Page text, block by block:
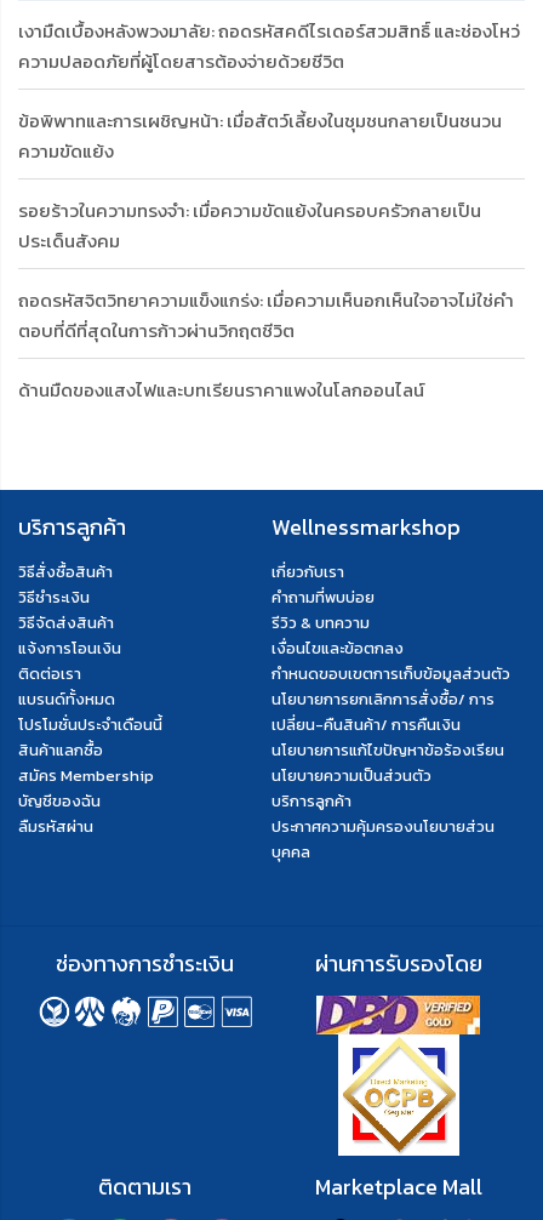
เงามืดเบื้องหลังพวงมาลัย: ถอดรหัสคดีไรเดอร์สวมสิทธิ์ และช่องโหว่
ความปลอดภัยที่ผู้โดยสารต้องจ่ายด้วยชีวิต
ข้อพิพาทและการเผชิญหน้า: เมื่อสัตว์เลี้ยงในชุมชนกลายเป็นชนวน
ความขัดแย้ง
รอยร้าวในความทรงจำ: เมื่อความขัดแย้งในครอบครัวกลายเป็น
ประเด็นสังคม
ถอดรหัสจิตวิทยาความแข็งแกร่ง: เมื่อความเห็นอกเห็นใจอาจไม่ใช่คำ
ตอบที่ดีที่สุดในการก้าวผ่านวิกฤตชีวิต
ด้านมืดของแสงไฟและบทเรียนราคาแพงในโลกออนไลน์
บริการลูกค้า
วิธีสั่งซื้อสินค้า
วิธีชำระเงิน
วิธีจัดส่งสินค้า
แจ้งการโอนเงิน
ติดต่อเรา
แบรนด์ทั้งหมด
โปรโมชั่นประจำเดือนนี้
สินค้าแลกซื้อ
สมัคร Membership
บัญชีของฉัน
ลืมรหัสผ่าน
Wellnessmarkshop
เกี่ยวกับเรา
คำถามที่พบบ่อย
รีวิว & บทความ
เงื่อนไขและข้อตกลง
กำหนดขอบเขตการเก็บข้อมูลส่วนตัว
นโยบายการยกเลิกการสั่งซื้อ/ การ
เปลี่ยน-คืนสินค้า/ การคืนเงิน
นโยบายการแก้ไขปัญหาข้อร้องเรียน
นโยบายความเป็นส่วนตัว
บริการลูกค้า
ประกาศความคุ้มครองนโยบายส่วน
บุคคล
ติดตามเรา
ช่องทางการชำระเงิน ผ่านการรับรองโดย
Marketplace Mall